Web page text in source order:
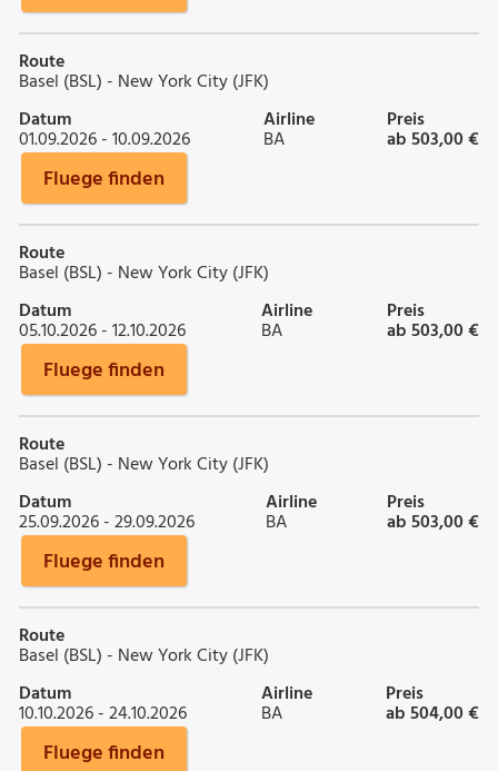
Route
Basel (BSL) - New York City (JFK)
Datum
01.09.2026 - 10.09.2026
Airline
BA
Preis
ab 503,00 €
Fluege finden
Route
Basel (BSL) - New York City (JFK)
Datum
05.10.2026 - 12.10.2026
Airline
BA
Preis
ab 503,00 €
Fluege finden
Route
Basel (BSL) - New York City (JFK)
Datum
25.09.2026 - 29.09.2026
Airline
BA
Preis
ab 503,00 €
Fluege finden
Route
Basel (BSL) - New York City (JFK)
Datum
10.10.2026 - 24.10.2026
Airline
BA
Preis
ab 504,00 €
Fluege finden